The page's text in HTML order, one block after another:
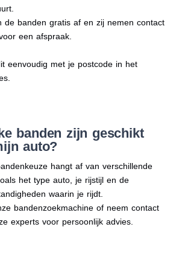
de banden gratis af en zij nemen contact
een afspraak.
eenvoudig met je postcode in het
banden zijn geschikt
auto?
hangt af van verschillende
het type auto, je rijstijl en de
waarin je rijdt.
bandenzoekmachine of neem contact
experts voor persoonlijk advies.